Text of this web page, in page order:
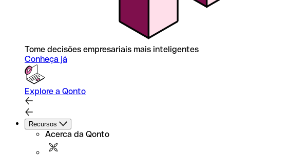
Tome decisões empresariais mais inteligentes
Conheça já
Explore a Qonto
Recursos
Acerca da Qonto